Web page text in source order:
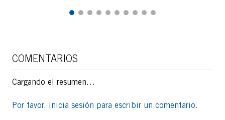
COMENTARIOS
Cargando el resumen…
Por favor, inicia sesión para escribir un comentario.